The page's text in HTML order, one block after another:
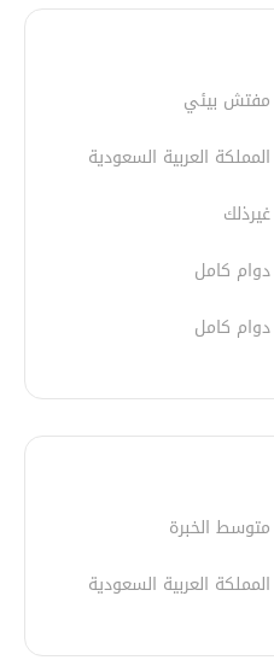
مفتش بيئي
المملكة العربية السعودية
غيرذلك
دوام كامل
دوام كامل
متوسط الخبرة
المملكة العربية السعودية